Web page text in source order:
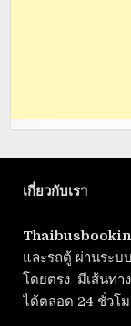
เกี่ยวกับเรา
และรถตู้ ผ่านระบ
โดยตรง มีเส้นทา
ได้ตลอด 24 ชั่วโม